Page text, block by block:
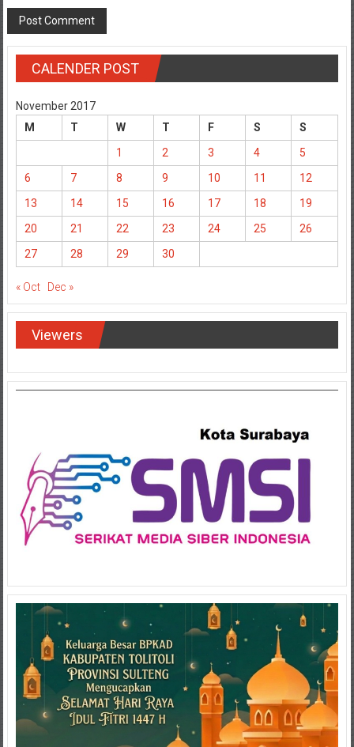
CALENDER POST
November 2017
M
T W T F S
S
1
2 3 4
5
6
7 8 9 10 11
12
13
14 15 16 17 18
19
20
21 22 23 24 25
26
27
28 29 30
« Oct Dec »
Viewers